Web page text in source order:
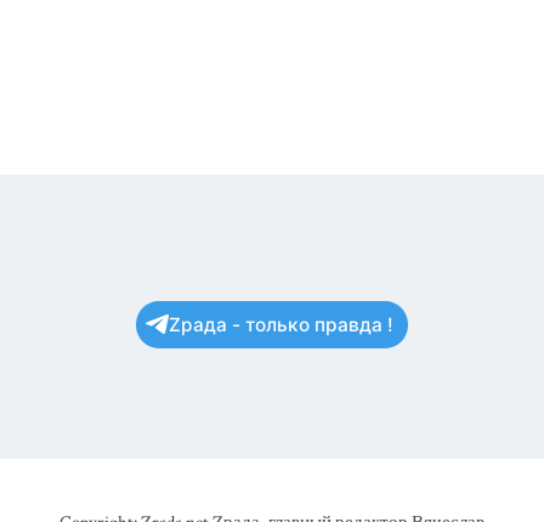
Zрада - только правда !